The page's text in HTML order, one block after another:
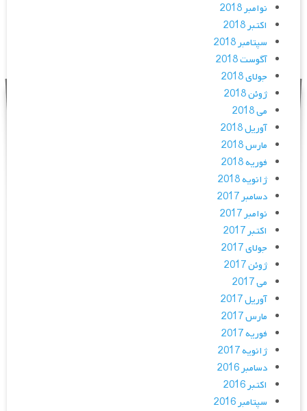
نوامبر 2018
اکتبر 2018
سپتامبر 2018
آگوست 2018
جولای 2018
ژوئن 2018
می 2018
آوریل 2018
مارس 2018
فوریه 2018
ژانویه 2018
دسامبر 2017
نوامبر 2017
اکتبر 2017
جولای 2017
ژوئن 2017
می 2017
آوریل 2017
مارس 2017
فوریه 2017
ژانویه 2017
دسامبر 2016
اکتبر 2016
سپتامبر 2016